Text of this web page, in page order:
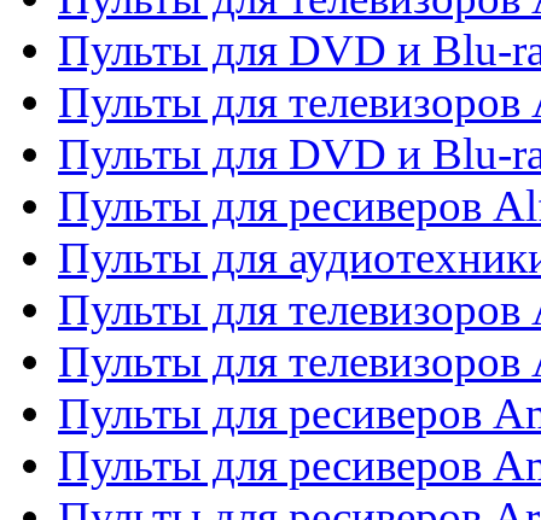
Пульты для DVD и Blu-
Пульты для
Пульты для DVD и Blu-
Пульты для ресиверов
Пульты для
Пульты для
Пульты для
Пульты для ресиверов
Пульты для ресиверов